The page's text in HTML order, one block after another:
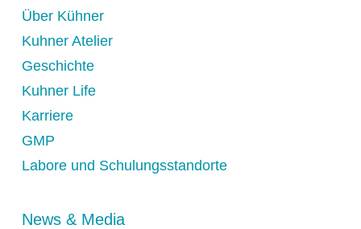
Über Kühner
Kuhner Atelier
Geschichte
Kuhner Life
Karriere
GMP
Labore und Schulungsstandorte
News & Media